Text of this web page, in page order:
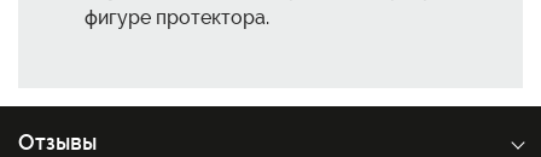
фигуре протектора.
Отзывы